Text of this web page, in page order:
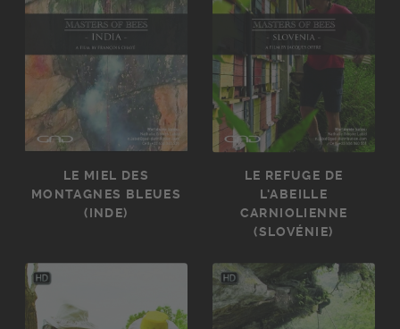
LE MIEL DES
MONTAGNES BLEUES
(INDE)
LE REFUGE DE
L'ABEILLE
CARNIOLIENNE
(SLOVÉNIE)